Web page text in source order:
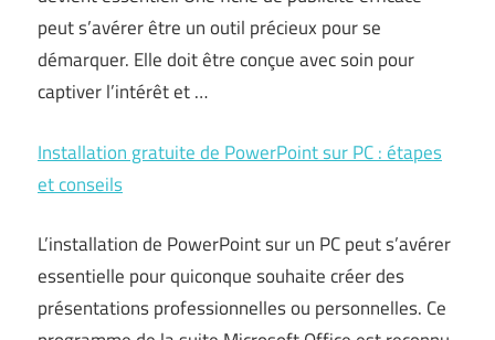
peut s’avérer être un outil précieux pour se
démarquer. Elle doit être conçue avec soin pour
captiver l’intérêt et …
Installation gratuite de PowerPoint sur PC : étapes
et conseils
L’installation de PowerPoint sur un PC peut s’avérer
essentielle pour quiconque souhaite créer des
présentations professionnelles ou personnelles. Ce